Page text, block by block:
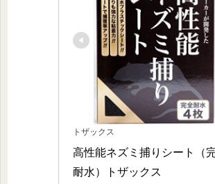
トザックス
高性能ネズミ捕りシート（
耐水）トザックス